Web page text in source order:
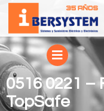
0516 0221
TopSafe